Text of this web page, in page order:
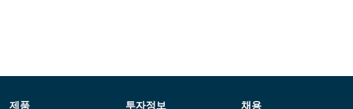
제품 투자정보 채용